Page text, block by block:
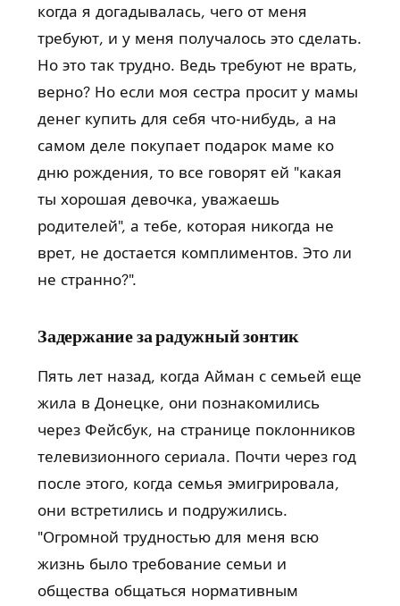
когда я догадывалась, чего от меня
требуют, и у меня получалось это сделать.
Но это так трудно. Ведь требуют не врать,
верно? Но если моя сестра просит у мамы
денег купить для себя что-нибудь, а на
самом деле покупает подарок маме ко
дню рождения, то все говорят ей "какая
ты хорошая девочка, уважаешь
родителей", а тебе, которая никогда не
врет, не достается комплиментов. Это ли
не странно?".
Задержание за радужный зонтик
Пять лет назад, когда Айман с семьей еще
жила в Донецке, они познакомились
через Фейсбук, на странице поклонников
телевизионного сериала. Почти через год
после этого, когда семья эмигрировала,
они встретились и подружились.
"Огромной трудностью для меня всю
жизнь было требование семьи и
общества общаться нормативным